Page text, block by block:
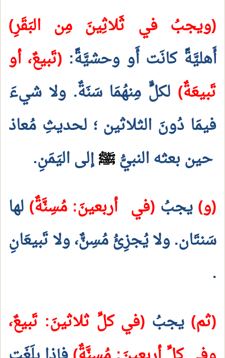
(ويجبُ في ثَلاثِينَ مِن البَقَرِ)
أَهليَّةً كانَت أَو وحشيَّةً: (تَبيعٌ، أو
تَبيعَةٌ) لكلٍّ مِنهُمَا سَنَةٌ. ولا شيءَ
فيمَا دُونَ الثلاثين ؛ لحديثِ مُعاذ
حين بعثه النبيُّﷺإلى اليَمَنِ.
(و)يجبُ (في أربعينَ: مُسِنَّةٌ) لها
سَنتَان. ولا يُجزِئُ مُسِنٌّ، ولا تَبيعَانِ
.
(ثم) يجبُ (في كلِّ ثلاثينَ: تَبيعٌ،